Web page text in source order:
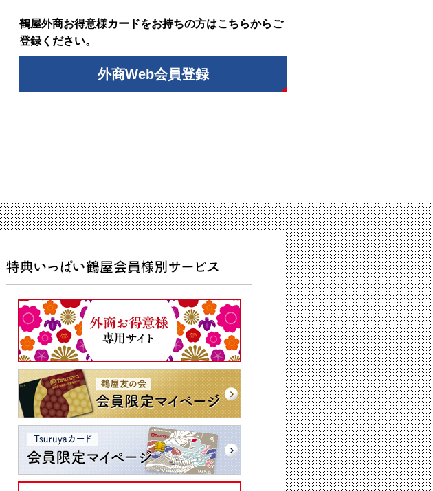
鶴屋外商お得意様カードをお持ちの方はこちらからご
登録ください。
外商Web会員登録